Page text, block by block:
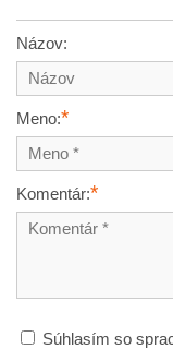
Názov:
Meno:*
Komentár:*
Súhlasím so